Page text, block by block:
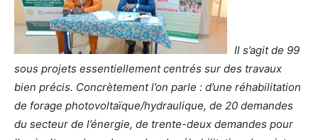
Il s’agit de 99
sous projets essentiellement centrés sur des travaux
bien précis. Concrètement l’on parle : d’une réhabilitation
de forage photovoltaïque/hydraulique, de 20 demandes
du secteur de l’énergie, de trente-deux demandes pour